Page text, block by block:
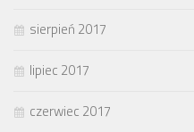
sierpień 2017
lipiec 2017
czerwiec 2017